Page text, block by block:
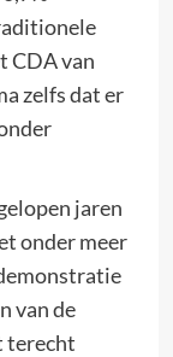
CDA van
zelfs dat er
jaren
onder meer
van de
terecht